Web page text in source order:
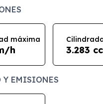
máxima
h 3.283 cc
Y EMISIONES